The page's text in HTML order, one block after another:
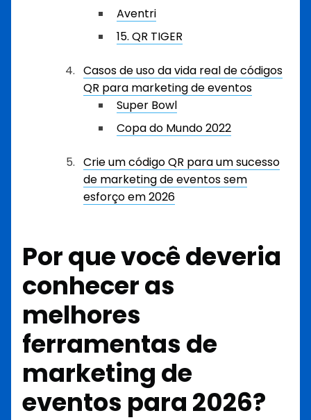
Aventri
15. QR TIGER
Casos de uso da vida real de códigos
QR para marketing de eventos
Super Bowl
Copa do Mundo 2022
Crie um código QR para um sucesso
de marketing de eventos sem
esforço em 2026
Por que você deveria
conhecer as
melhores
ferramentas de
marketing de
eventos para 2026?